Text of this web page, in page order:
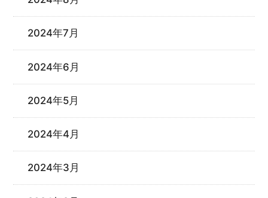
2024年7月
2024年6月
2024年5月
2024年4月
2024年3月